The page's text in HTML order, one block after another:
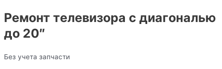
Ремонт телевизора с диагональю
до 20″
Без учета запчасти